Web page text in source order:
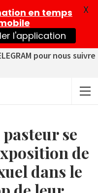
pour nous suivre
pasteur se
de
dans le
en temps
l'application
X